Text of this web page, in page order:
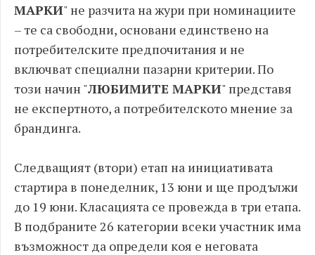
МАРКИ" не разчита на жури при номинациите
– те са свободни, основани единствено на
потребителските предпочитания и не
включват специални пазарни критерии. По
този начин "ЛЮБИМИТЕ МАРКИ" представя
не експертното, а потребителското мнение за
брандинга.
Следващият (втори) етап на инициативата
стартира в понеделник, 13 юни и ще продължи
до 19 юни. Класацията се провежда в три етапа.
В подбраните 26 категории всеки участник има
възможност да определи коя е неговата